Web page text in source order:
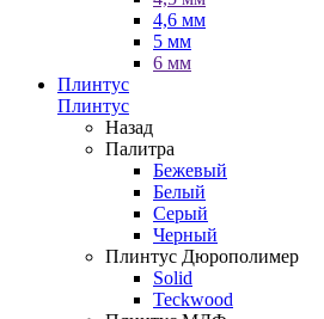
4,6 мм
5 мм
6 мм
Плинтус
Плинтус
Назад
Палитра
Бежевый
Белый
Серый
Черный
Плинтус Дюрополимер
Solid
Teckwood